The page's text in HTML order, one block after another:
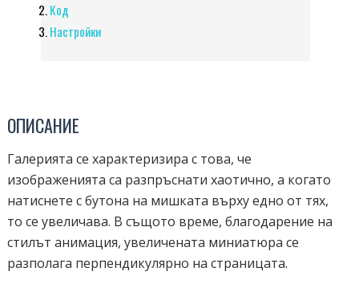
Код
Настройки
ОПИСАНИЕ
Галерията се характеризира с това, че
изображенията са разпръснати хаотично, а когато
натиснете с бутона на мишката върху едно от тях,
то се увеличава. В същото време, благодарение на
стилът анимация, увеличената миниатюра се
разполага перпендикулярно на страницата.